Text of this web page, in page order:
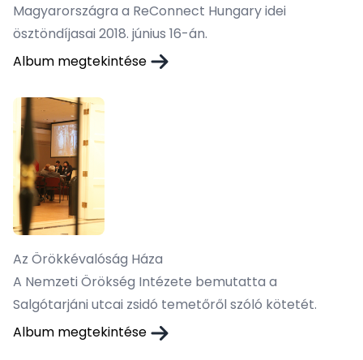
Magyarországra a ReConnect Hungary idei
ösztöndíjasai 2018. június 16-án.
Album megtekintése
Az Örökkévalóság Háza
A Nemzeti Örökség Intézete bemutatta a
Salgótarjáni utcai zsidó temetőről szóló kötetét.
Album megtekintése